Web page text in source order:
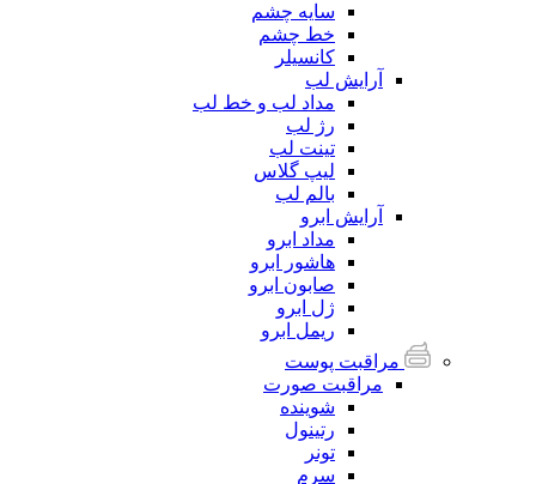
سایه چشم
خط چشم
کانسیلر
آرایش لب
مداد لب و خط لب
رژ لب
تینت لب
لیپ گلاس
بالم لب
آرایش ابرو
مداد ابرو
هاشور ابرو
صابون ابرو
ژل ابرو
ریمل ابرو
مراقبت پوست
مراقبت صورت
شوینده
رتینول
تونر
سرم